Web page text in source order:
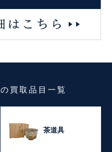
の買取品目一覧
茶道具